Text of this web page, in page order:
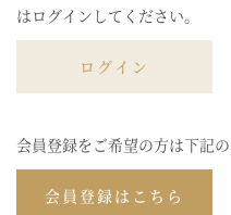
はログインしてください。
ログイン
会員登録をご希望の方は下記
会員登録はこちら